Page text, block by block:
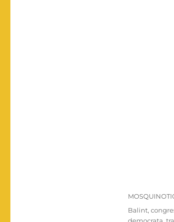
Categorías
Etiquetas
Balint,